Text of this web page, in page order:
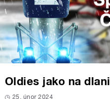
Oldies jako na dlani
25. únor 2024